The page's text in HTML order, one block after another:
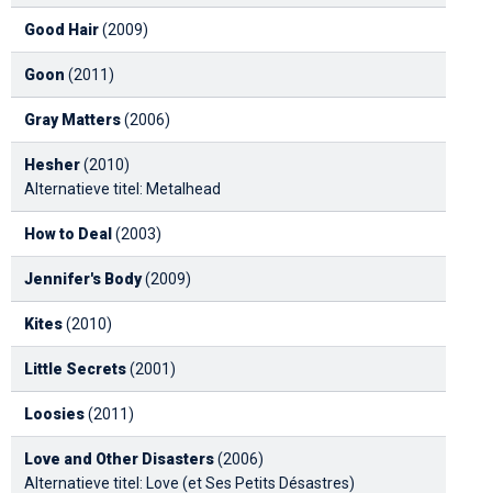
Good Hair(2009)
Goon (2011)
Gray Matters(2006)
Hesher(2010)
Alternatieve titel: Metalhead
How to Deal (2003)
Jennifer's Body(2009)
Kites(2010)
Little Secrets(2001)
Loosies(2011)
Love and Other Disasters(2006)
Alternatieve titel: Love (et Ses Petits Désastres)